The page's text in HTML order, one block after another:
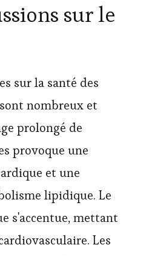
sur le
sur la santé des
nombreux et
prolongé de
provoque une
et une
lipidique. Le
s'accentue, mettant
Les